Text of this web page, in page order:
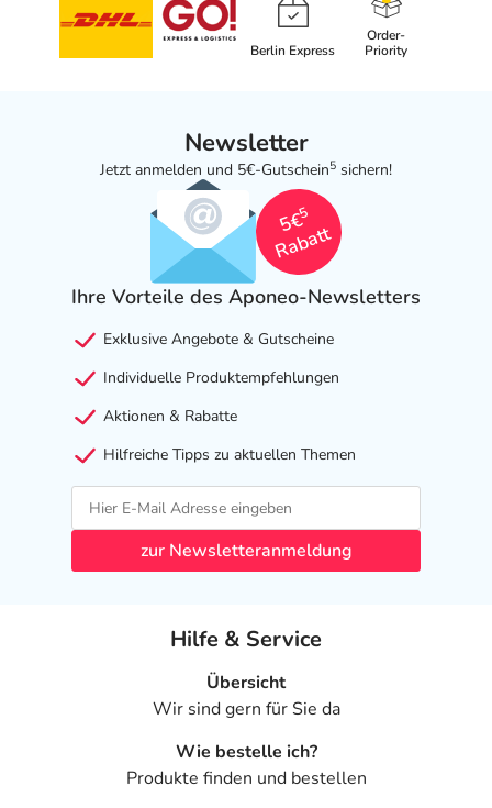
Berlin Express
Order-
Priority
Newsletter
Jetzt anmelden und 5€-Gutschein5 sichern!
5€
5
Rabatt
Ihre Vorteile des Aponeo-Newsletters
Exklusive Angebote & Gutscheine
Individuelle Produktempfehlungen
Aktionen & Rabatte
Hilfreiche Tipps zu aktuellen Themen
zur Newsletteranmeldung
Hilfe & Service
Übersicht
Wir sind gern für Sie da
Wie bestelle ich?
Produkte finden und bestellen